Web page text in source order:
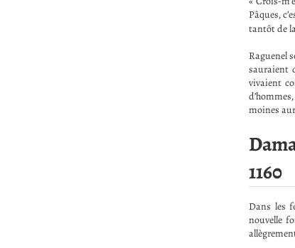
Pâques,
tantôt de
Raguenel
sauraient
vivaient
moines
1160
Dans les
nouvelle